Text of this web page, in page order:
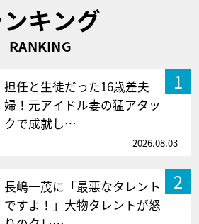
キング
RANKING
1
担任と生徒だった16歳差夫
婦！元アイドル妻の猛アタッ
クで成就し…
2026.08.03
2
長嶋一茂に「最悪なタレント
ですよ！」大物タレントが怒